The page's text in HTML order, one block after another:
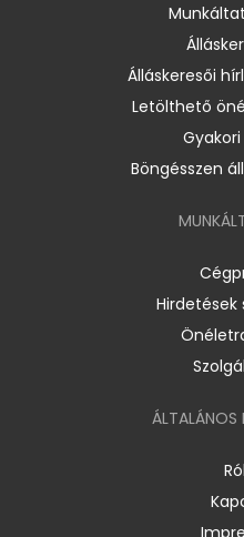
Álláskeresői
Letölthető
Böngésszen
Hirdetések
ÁLTALÁNOS